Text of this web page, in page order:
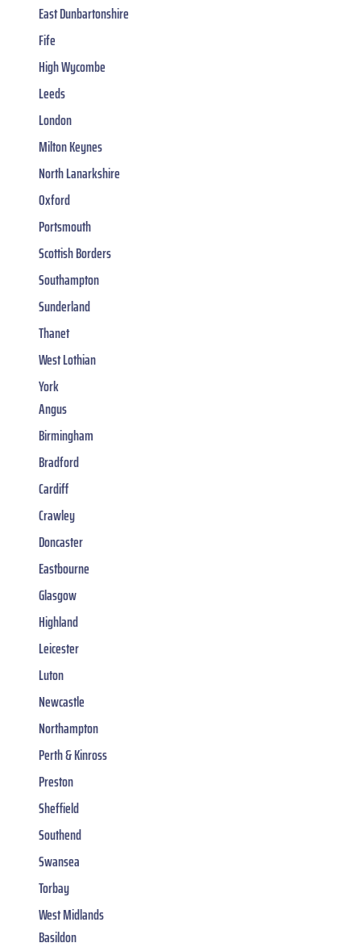
East Dunbartonshire
Fife
High Wycombe
Leeds
London
Milton Keynes
North Lanarkshire
Oxford
Portsmouth
Scottish Borders
Southampton
Sunderland
Thanet
West Lothian
York
Angus
Birmingham
Bradford
Cardiff
Crawley
Doncaster
Eastbourne
Glasgow
Highland
Leicester
Luton
Newcastle
Northampton
Perth & Kinross
Preston
Sheffield
Southend
Swansea
Torbay
West Midlands
Basildon